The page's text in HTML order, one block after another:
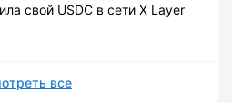
свой USDC в сети X Layer
все